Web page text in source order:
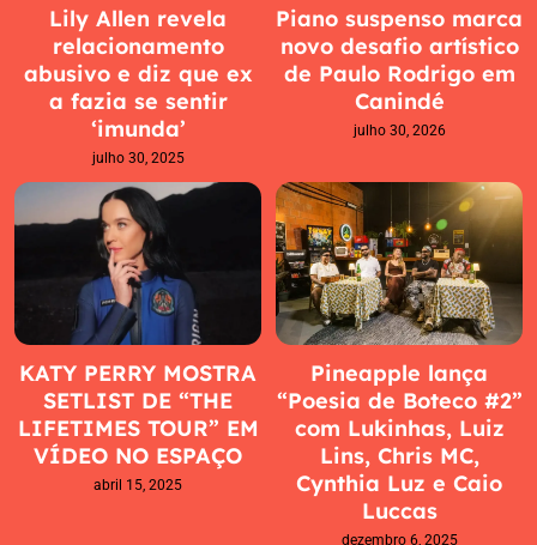
Lily Allen revela
relacionamento
abusivo e diz que ex
a fazia se sentir
‘imunda’
julho 30, 2025
Piano suspenso marca
novo desafio artístico
de Paulo Rodrigo em
Canindé
julho 30, 2026
KATY PERRY MOSTRA
SETLIST DE “THE
LIFETIMES TOUR” EM
VÍDEO NO ESPAÇO
abril 15, 2025
Pineapple lança
“Poesia de Boteco #2”
com Lukinhas, Luiz
Lins, Chris MC,
Cynthia Luz e Caio
Luccas
dezembro 6, 2025